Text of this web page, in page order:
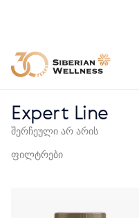
Expert Line
შერჩეული არ არის
ფილტრები